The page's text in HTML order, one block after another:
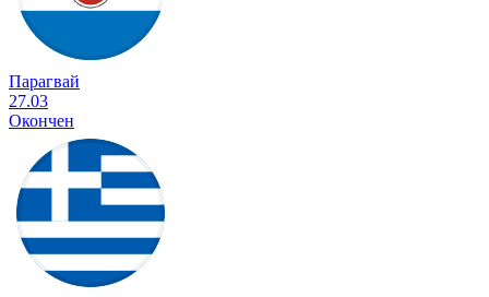
Парагвай
27.03
Окончен